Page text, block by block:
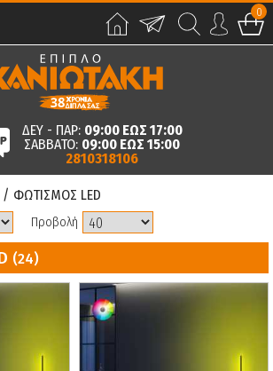
0
ΔΕΥ - ΠΑΡ: 09:00 ΕΩΣ 17:00
ΣΑΒΒΑΤΟ: 09:00 ΕΩΣ 15:00
2810318106
/ ΦΩΤΙΣΜΟΣ LED
Προβολή
(24)